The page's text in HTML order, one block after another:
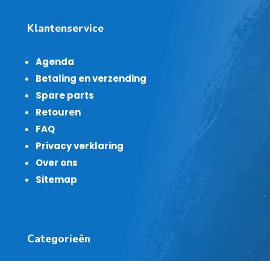
Klantenservice
Agenda
Betaling en verzending
Spare parts
Retouren
FAQ
Privacy verklaring
Over ons
Sitemap
Categorieën